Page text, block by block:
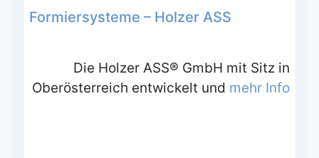
Formiersysteme – Holzer ASS
Die Holzer ASS® GmbH mit Sitz in
Oberösterreich entwickelt und mehr Info